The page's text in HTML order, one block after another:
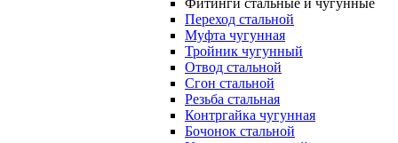
Фитинги стальные и чугунные
Переход стальной
Муфта чугунная
Тройник чугунный
Отвод стальной
Сгон стальной
Резьба стальная
Контргайка чугунная
Бочонок стальной